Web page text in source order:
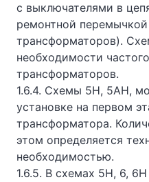
с выключателями в
ремонтной
трансформаторов).
необходимости
трансформаторов.
1.6.4. Схемы 5Н, 5АН,
установке на первом
трансформатора.
этом определяется
необходимостью.
1.6.5. В схемах 5Н, 6,